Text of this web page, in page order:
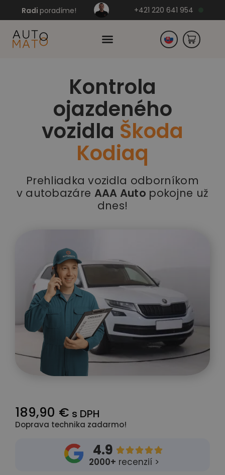
Radi poradíme! +421 220 641 954
Kontrola
ojazdeného
vozidla Škoda
Kodiaq
Prehliadka vozidla odborníkom
v autobazáre AAA Auto pokojne už
dnes!
189,90 € s DPH
Doprava technika zadarmo!
4.9 
2000+ recenzií >